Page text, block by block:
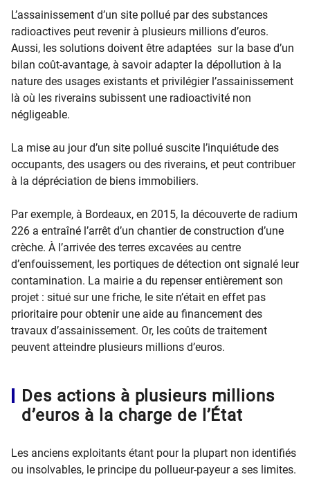
L’assainissement d’un site pollué par des substances
radioactives peut revenir à plusieurs millions d’euros.
Aussi, les solutions doivent être adaptées sur la base d’un
bilan coût-avantage, à savoir adapter la dépollution à la
nature des usages existants et privilégier l’assainissement
là où les riverains subissent une radioactivité non
négligeable.
La mise au jour d’un site pollué suscite l’inquiétude des
occupants, des usagers ou des riverains, et peut contribuer
à la dépréciation de biens immobiliers.
Par exemple, à Bordeaux, en 2015, la découverte de radium
226 a entraîné l’arrêt d’un chantier de construction d’une
crèche. À l’arrivée des terres excavées au centre
d’enfouissement, les portiques de détection ont signalé leur
contamination. La mairie a du repenser entièrement son
projet : situé sur une friche, le site n’était en effet pas
prioritaire pour obtenir une aide au financement des
travaux d’assainissement. Or, les coûts de traitement
peuvent atteindre plusieurs millions d’euros.
Des actions à plusieurs millions
d’euros à la charge de l’État
Les anciens exploitants étant pour la plupart non identifiés
ou insolvables, le principe du pollueur-payeur a ses limites.